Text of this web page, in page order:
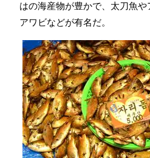
はの海産物が豊かで、太刀魚や
アワビなどが有名だ。